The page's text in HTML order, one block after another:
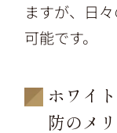
ますが、日
可能です。
ホワイ
防のメ